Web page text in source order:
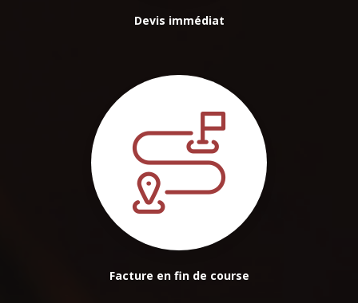
Devis immédiat
Facture en fin de course